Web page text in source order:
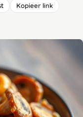
Kopieer link